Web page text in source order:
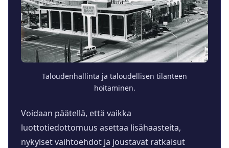
Taloudenhallinta ja taloudellisen tilanteen
hoitaminen.
Voidaan päätellä, että vaikka
luottotiedottomuus asettaa lisähaasteita,
nykyiset vaihtoehdot ja joustavat ratkaisut